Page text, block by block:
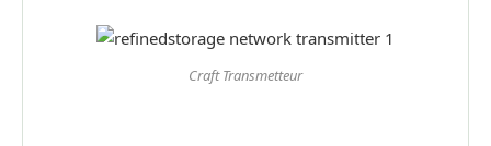
Craft Transmetteur